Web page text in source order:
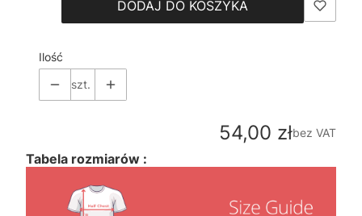
DODAJ DO KOSZYKA
Ilość
szt.
Cena
54,00 złbez VAT
Tabela rozmiarów :